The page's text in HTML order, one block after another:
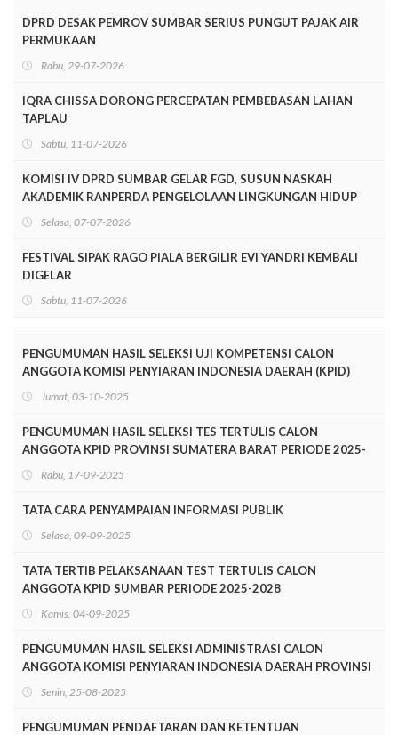
DPRD DESAK PEMROV SUMBAR SERIUS PUNGUT PAJAK AIR
PERMUKAAN
Rabu, 29-07-2026
IQRA CHISSA DORONG PERCEPATAN PEMBEBASAN LAHAN
TAPLAU
Sabtu, 11-07-2026
KOMISI IV DPRD SUMBAR GELAR FGD, SUSUN NASKAH
AKADEMIK RANPERDA PENGELOLAAN LINGKUNGAN HIDUP
Selasa, 07-07-2026
FESTIVAL SIPAK RAGO PIALA BERGILIR EVI YANDRI KEMBALI
DIGELAR
Sabtu, 11-07-2026
PENGUMUMAN HASIL SELEKSI UJI KOMPETENSI CALON
ANGGOTA KOMISI PENYIARAN INDONESIA DAERAH (KPID)
PROVINSI SUMATERA BARAT PERIODE 2025-2028
Jumat, 03-10-2025
PENGUMUMAN HASIL SELEKSI TES TERTULIS CALON
ANGGOTA KPID PROVINSI SUMATERA BARAT PERIODE 2025-
2028
Rabu, 17-09-2025
TATA CARA PENYAMPAIAN INFORMASI PUBLIK
Selasa, 09-09-2025
TATA TERTIB PELAKSANAAN TEST TERTULIS CALON
ANGGOTA KPID SUMBAR PERIODE 2025-2028
Kamis, 04-09-2025
PENGUMUMAN HASIL SELEKSI ADMINISTRASI CALON
ANGGOTA KOMISI PENYIARAN INDONESIA DAERAH PROVINSI
SUMATERA BARAT PERIODE 2025-2028
Senin, 25-08-2025
PENGUMUMAN PENDAFTARAN DAN KETENTUAN